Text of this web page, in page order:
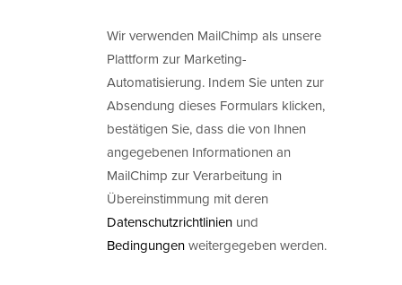
Wir verwenden MailChimp als unsere
Plattform zur Marketing-
Automatisierung. Indem Sie unten zur
Absendung dieses Formulars klicken,
bestätigen Sie, dass die von Ihnen
angegebenen Informationen an
MailChimp zur Verarbeitung in
Übereinstimmung mit deren
Datenschutzrichtlinien und
Bedingungenweitergegeben werden.